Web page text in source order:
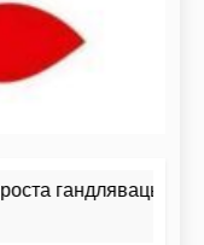
гандляваць»У